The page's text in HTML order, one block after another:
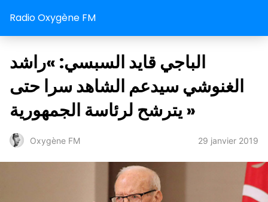
Radio Oxygène FM
الباجي قايد السبسي: »راشد
الغنوشي سيدعم الشاهد سرا حتى
يترشح لرئاسة الجمهورية »
Oxygène FM 29 janvier 2019